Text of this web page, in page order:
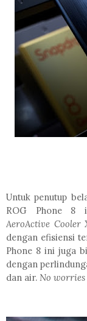
Untuk penutup
ROG Phone 8
AeroActive Cooler
dengan efisiensi
Phone 8 ini juga
dengan
dan air. No worries